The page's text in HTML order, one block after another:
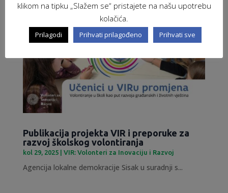
Publikacija projekta VIR i preporuke za
razvoj školskog volontiranja
kol 29, 2025| VIR: Volonteri za Inovaciju i Razvoj
Agencija lokalne demokracije Sisak u suradnji s...
klikom na tipku „Slažem se“ pristajete na našu upotrebu
kolačića.
Prilagodi Prihvati prilagođeno Prihvati sve